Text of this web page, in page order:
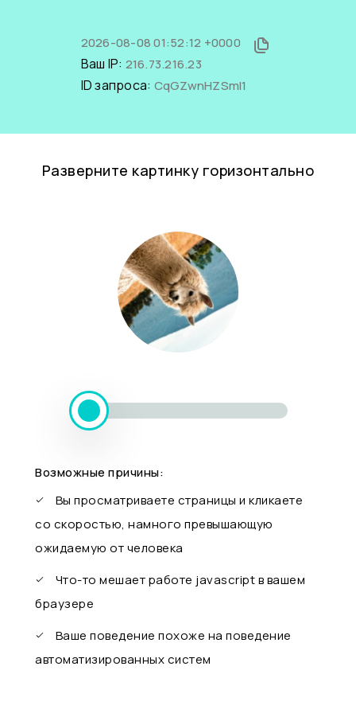
2026-08-08 01:52:12 +0000
Ваш IP: 216.73.216.23
ID запроса: CqGZwnHZSmI1
Разверните картинку горизонтально
Возможные причины:
Вы просматриваете страницы и кликаете
со скоростью, намного превышающую
ожидаемую от человека
Что-то мешает работе javascript в вашем
браузере
Ваше поведение похоже на поведение
автоматизированных систем